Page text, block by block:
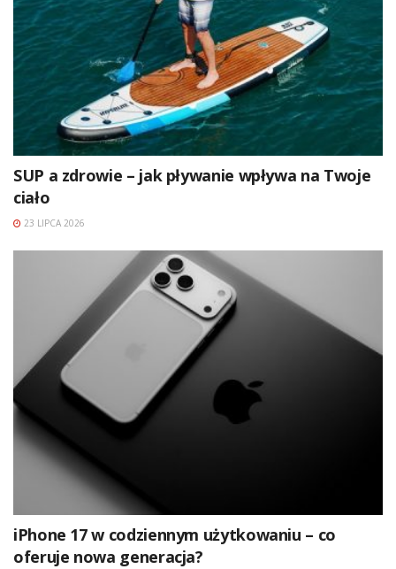
SUP a zdrowie – jak pływanie wpływa na Twoje
ciało
23 LIPCA 2026
iPhone 17 w codziennym użytkowaniu – co
oferuje nowa generacja?